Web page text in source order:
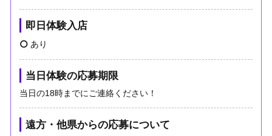
即日体験入店
あり
当日体験の応募期限
当日の18時までにご連絡ください！
遠方・他県からの応募について